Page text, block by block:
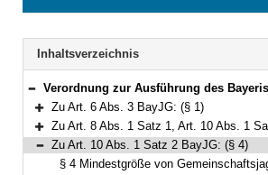
BAYERN.RECHT
letzten
Suche
Navigation
Inhaltsverzeichnis
Bereich reduzieren
Verordnung zur Ausführung des Bayerischen Jagdgesetzes (AVBayJG) Vom 1. März
Bereich erweitern
Zu Art. 6 Abs. 3 BayJG: (§ 1)
Bereich erweitern
Zu Art. 8 Abs. 1 Satz 1, Art. 10 Abs. 1 Satz 1, Art. 15 Abs. 1 Satz 1 und
Bereich reduzieren
Zu Art. 10 Abs. 1 Satz 2 BayJG: (§ 4)
§ 4 Mindestgröße von